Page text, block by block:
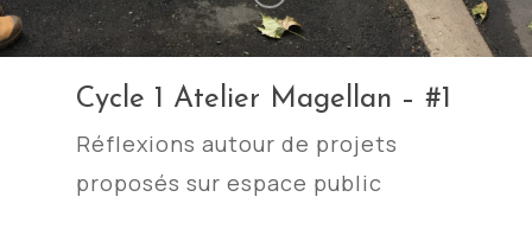
Cycle 1 Atelier Magellan – #1
Réflexions autour de projets
proposés sur espace public